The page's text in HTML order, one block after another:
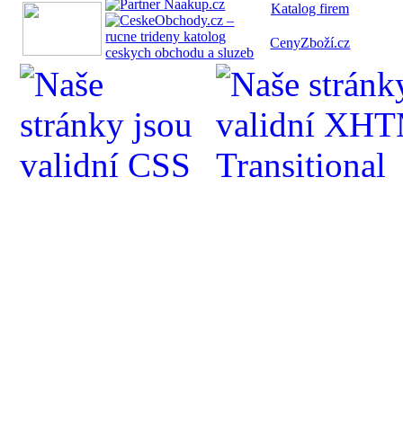
Katalog firem
CenyZboží.cz